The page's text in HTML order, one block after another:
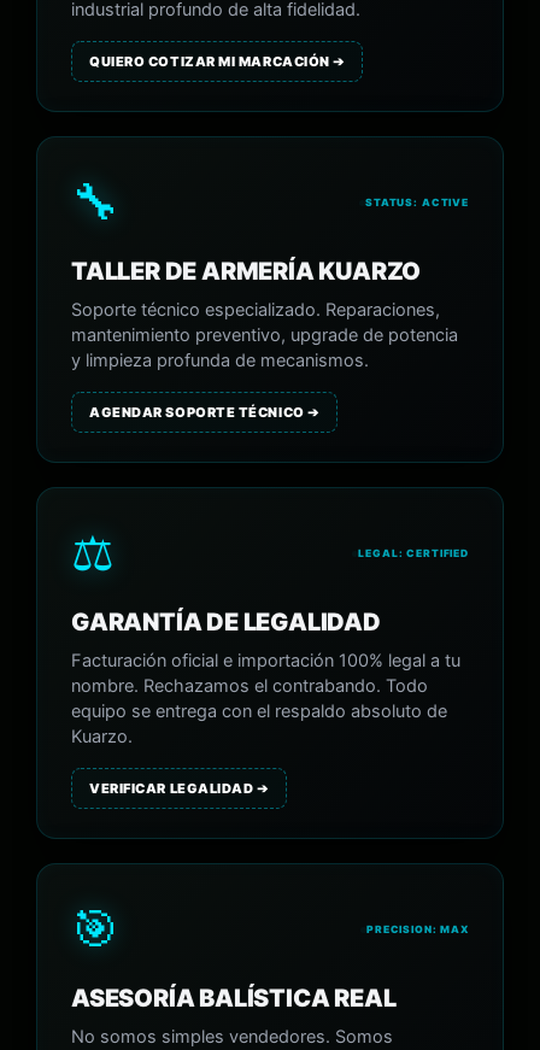
industrial profundo de alta fidelidad.
QUIERO COTIZAR MI MARCACIÓN ➔
🔧 STATUS: ACTIVE
TALLER DE ARMERÍA KUARZO
Soporte técnico especializado. Reparaciones,
mantenimiento preventivo, upgrade de potencia
y limpieza profunda de mecanismos.
AGENDAR SOPORTE TÉCNICO ➔
⚖️ LEGAL: CERTIFIED
GARANTÍA DE LEGALIDAD
Facturación oficial e importación 100% legal a tu
nombre. Rechazamos el contrabando. Todo
equipo se entrega con el respaldo absoluto de
Kuarzo.
VERIFICAR LEGALIDAD ➔
🎯 PRECISION: MAX
ASESORÍA BALÍSTICA REAL
No somos simples vendedores. Somos